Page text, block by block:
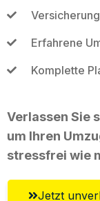
Erfahrene
Komplette
Verlassen Sie
um Ihren
stressfrei wie
Jetzt